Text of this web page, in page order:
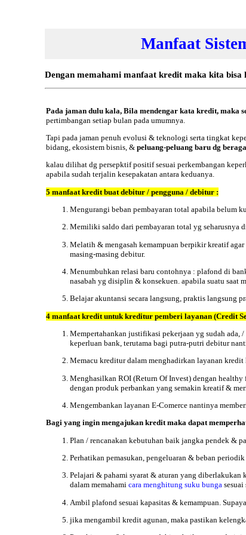
Manfaat
Dengan memahami manfaat kredit maka kita
Pada jaman dulu kala, Bila mendengar kata kredit, maka
pertimbangan setiap bulan pada umumnya.
Tapi pada jaman penuh evolusi & teknologi serta tingkat
bidang, ekosistem bisnis, & peluang-peluang baru dg
kalau dilihat dg persepktif positif sesuai perkembangan
apabila sudah terjalin kesepakatan antara keduanya.
5 manfaat kredit buat debitur / pengguna / debitur :
Mengurangi beban pembayaran total apabila belum
Memiliki saldo dari pembayaran total yg seharusnya
Melatih & mengasah kemampuan berpikir kreatif
masing-masing debitur.
Menumbuhkan relasi baru contohnya : plafond di
nasabah yg disiplin & konsekuen. apabila suatu saat
Belajar akuntansi secara langsung, praktis langsung
4 manfaat kredit untuk kreditur pemberi layanan (Credit
Mempertahankan justifikasi pekerjaan yg sudah ada,
keperluan bank, terutama bagi putra-putri debitur
Memacu kreditur dalam menghadirkan layanan
Menghasilkan ROI (Return Of Invest) dengan healthy
dengan produk perbankan yang semakin kreatif &
Mengembankan layanan E-Comerce nantinya
Bagi yang ingin mengajukan kredit maka dapat
Plan / rencanakan kebutuhan baik jangka pendek &
Perhatikan pemasukan, pengeluaran & beban
Pelajari & pahami syarat & aturan yang
dalam memahami cara menghitung suku bunga
Ambil plafond sesuai kapasitas & kemampuan.
jika mengambil kredit agunan, maka pastikan